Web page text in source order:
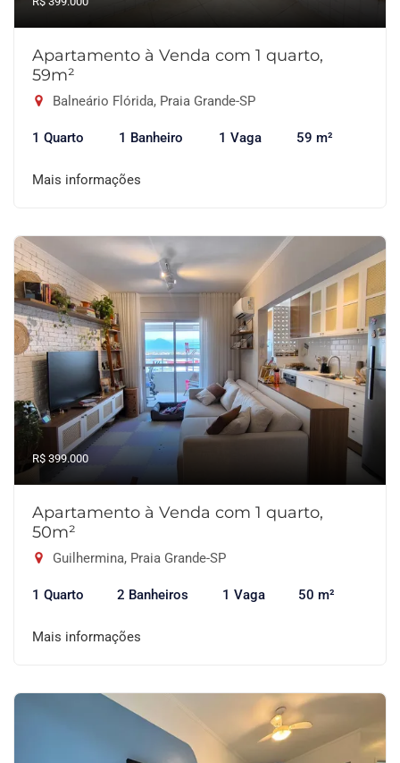
Apartamento à Venda com 1 quarto,
59m²
Balneário Flórida, Praia Grande-SP
1 Quarto 1 Banheiro 1 Vaga 59 m²
Mais informações
R$ 399.000
Apartamento à Venda com 1 quarto,
50m²
Guilhermina, Praia Grande-SP
1 Quarto 2 Banheiros 1 Vaga 50 m²
Mais informações